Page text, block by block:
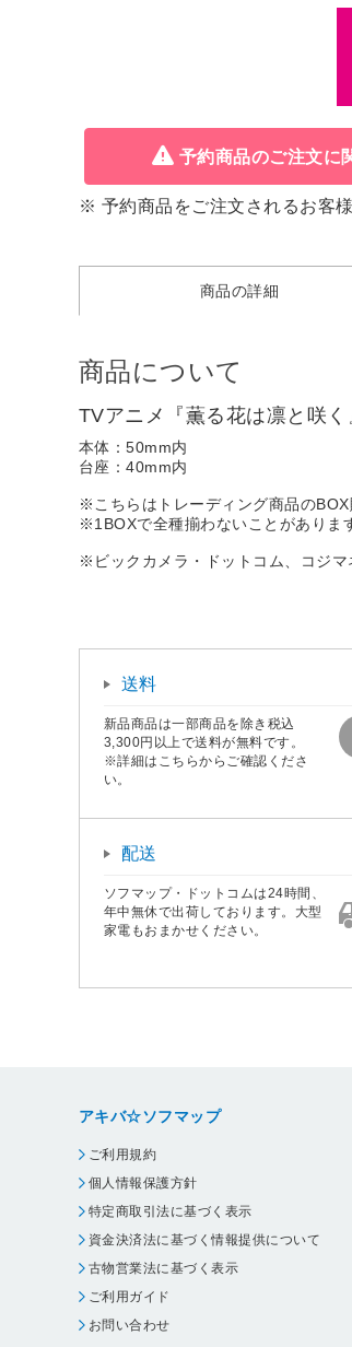
予約商品のご注文に
※ 予約商品をご注文されるお客
商品の詳細
商品について
TVアニメ『薫る花は凛と咲く
本体：50mm内
台座：40mm内
※こちらはトレーディング商品のBOX
※1BOXで全種揃わないことがありま
※ビックカメラ・ドットコム、コジ
送料
新品商品は一部商品を除き税込
3,300円以上で送料が無料です。
※詳細はこちらからご確認くださ
い。
配送
ソフマップ・ドットコムは24時間、
年中無休で出荷しております。大型
家電もおまかせください。
アキバ☆ソフマップ
ご利用規約
個人情報保護方針
特定商取引法に基づく表示
資金決済法に基づく情報提供について
古物営業法に基づく表示
ご利用ガイド
お問い合わせ